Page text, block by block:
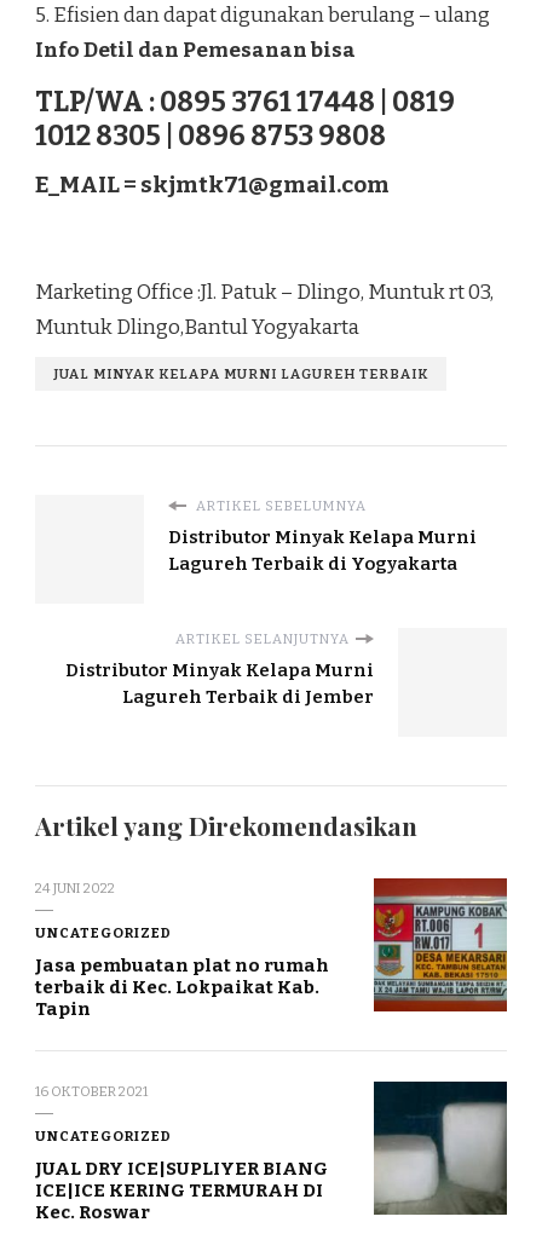
5. Efisien dan dapat digunakan berulang – ulang
Info Detil dan Pemesanan bisa
TLP/WA : 0895 3761 17448 | 0819
1012 8305 | 0896 8753 9808
E_MAIL = skjmtk71@gmail.com
Marketing Office :Jl. Patuk – Dlingo, Muntuk rt 03,
Muntuk Dlingo,Bantul Yogyakarta
JUAL MINYAK KELAPA MURNI LAGUREH TERBAIK
ARTIKEL SEBELUMNYA
Distributor Minyak Kelapa Murni
Lagureh Terbaik di Yogyakarta
ARTIKEL SELANJUTNYA
Distributor Minyak Kelapa Murni
Lagureh Terbaik di Jember
Artikel yang Direkomendasikan
24 JUNI 2022
UNCATEGORIZED
Jasa pembuatan plat no rumah
terbaik di Kec. Lokpaikat Kab.
Tapin
16 OKTOBER 2021
UNCATEGORIZED
JUAL DRY ICE|SUPLIYER BIANG
ICE|ICE KERING TERMURAH DI
Kec. Roswar